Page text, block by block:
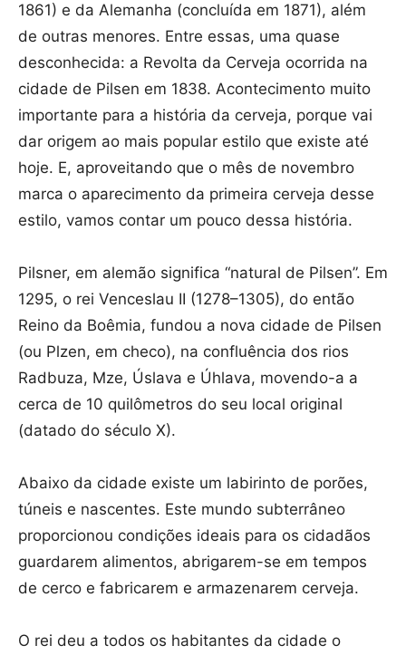
1861) e da Alemanha (concluída em 1871), além
de outras menores. Entre essas, uma quase
desconhecida: a Revolta da Cerveja ocorrida na
cidade de Pilsen em 1838. Acontecimento muito
importante para a história da cerveja, porque vai
dar origem ao mais popular estilo que existe até
hoje. E, aproveitando que o mês de novembro
marca o aparecimento da primeira cerveja desse
estilo, vamos contar um pouco dessa história.
Pilsner, em alemão significa “natural de Pilsen”. Em
1295, o rei Venceslau II (1278–1305), do então
Reino da Boêmia, fundou a nova cidade de Pilsen
(ou Plzen, em checo), na confluência dos rios
Radbuza, Mze, Úslava e Úhlava, movendo-a a
cerca de 10 quilômetros do seu local original
(datado do século X).
Abaixo da cidade existe um labirinto de porões,
túneis e nascentes. Este mundo subterrâneo
proporcionou condições ideais para os cidadãos
guardarem alimentos, abrigarem-se em tempos
de cerco e fabricarem e armazenarem cerveja.
O rei deu a todos os habitantes da cidade o